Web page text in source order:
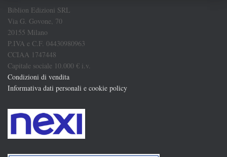
Biblion Edizioni SRL
Via G. Govone, 70
20155 Milano
P.IVA e C.F. 04430980963
CCIAA 1747448
Capitale sociale 10.000 € i.v.
Condizioni di vendita
Informativa dati personali e cookie policy